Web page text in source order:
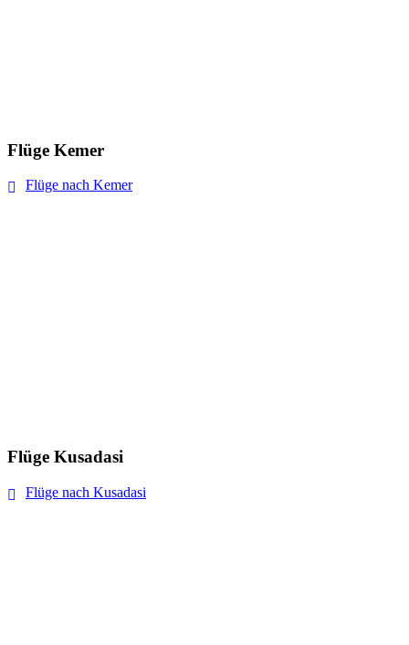
Flüge Kemer
Flüge nach Kemer
Flüge Kusadasi
Flüge nach Kusadasi